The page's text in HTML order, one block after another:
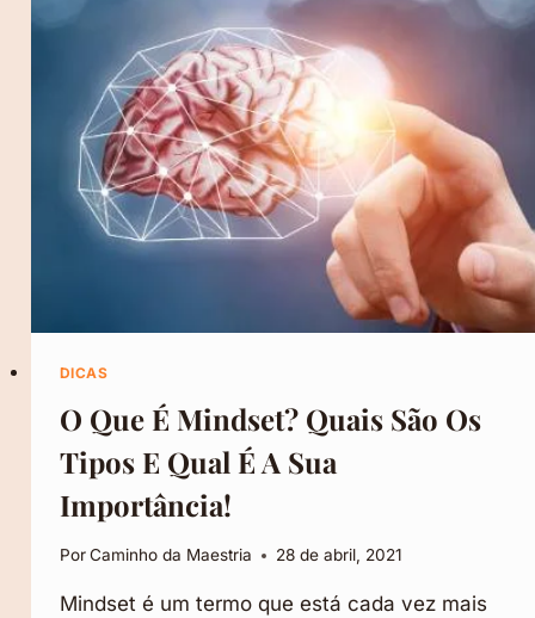
DICAS
O Que É Mindset? Quais São Os
Tipos E Qual É A Sua
Importância!
Por Caminho da Maestria 28 de abril, 2021
Mindset é um termo que está cada vez mais